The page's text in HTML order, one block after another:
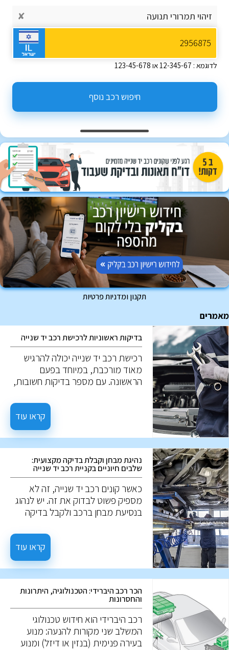
זיהוי תמרורי תנועה
✘
לדוגמא : 12-345-67 או 123-45-678
חיפוש רכב נוסף
תקנון ומדניות פרטיות
מאמרים
בדיקות ראשוניות לרכישת רכב יד שנייה
רכישת רכב יד שנייה יכולה להרגיש
מאוד מורכבת, במיוחד בפעם
הראשונה. עם מספר בדיקות חשובות,
בדיקות חשובות כאשר שוקלים רכב יד
קראו עוד
נהיגת מבחן וקבלת בדיקה מקצועית:
שלבים חיוניים בקניית רכב יד שנייה
כאשר קונים רכב יד שנייה, זה לא
מספיק פשוט לבדוק את זה. יש לנהוג
בנסיעת מבחן ברכב ולקבל בדיקה
שאתה צריך לדעת: לפני נסיעת
המבחן, אפשר לבחון נזקים חיצוניים,
שפשופים, נזק לצבע, חלודה, ואף
פנסים, והמצב החיצוני של הרכב. יחד,
פרטים אלו יכולים להעיד על הטיפול
שהרכב מקבל, אך לא תמיד. ייתכן
שרכב הנראה מושך מבחוץ, עבר
טיפול שטחי בלבד למטרת המכירה.
קראו עוד
הכר רכב היברידי: הטכנולוגיה, היתרונות
והחסרונות
רכב היברידי הוא חידוש טכנולוגי
המשלב שני מקורות להנעה: מנוע
בעירה פנימית (בנזין או דיזל) ומנוע